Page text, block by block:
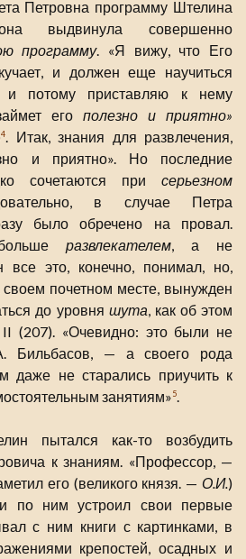
Петровна программу Штелина
выдвинула совершенно
программу. «Я вижу, что Его
и должен еще научиться
и потому приставляю к нему
его полезно и приятно»
4
. Итак, знания для развлечения,
и приятно». Но последние
сочетаются при серьезном
в случае Петра
было обречено на провал.
развлекателем , а не
все это, конечно, понимал, но,
почетном месте, вынужден
до уровня шута , как об этом
II (207). «Очевидно: это были не
Бильбасов, — а своего рода
даже не старались приучить к
занятиям»5
пытался как-то возбудить
к знаниям. «Профессор, —
его (великого князя. — О.И.)
и по ним устроил свои первые
с ним книги с картинками, в
крепостей, осадных и